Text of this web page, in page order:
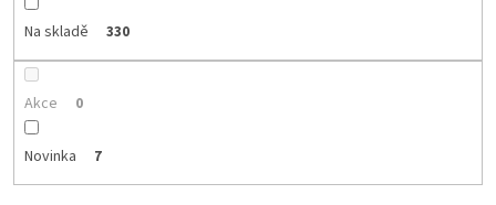
Na skladě 330
Akce 0
Novinka 7